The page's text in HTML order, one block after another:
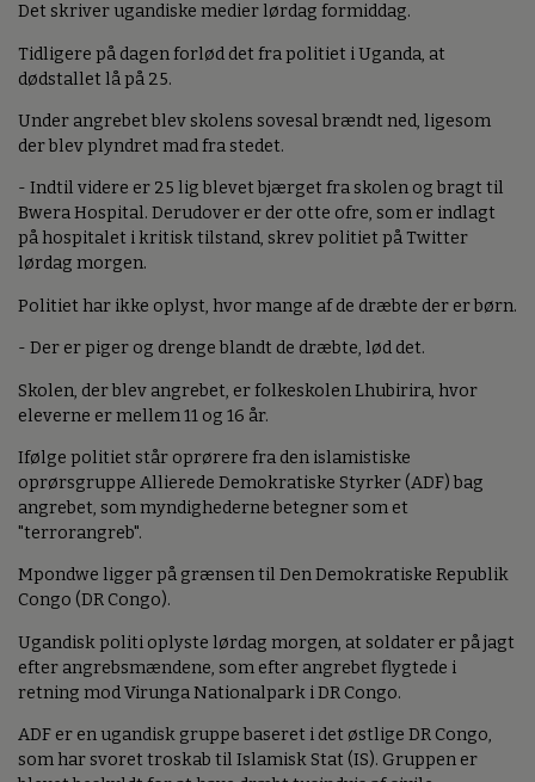
Det skriver ugandiske medier lørdag formiddag.
Tidligere på dagen forlød det fra politiet i Uganda, at
dødstallet lå på 25.
Under angrebet blev skolens sovesal brændt ned, ligesom
der blev plyndret mad fra stedet.
- Indtil videre er 25 lig blevet bjærget fra skolen og bragt til
Bwera Hospital. Derudover er der otte ofre, som er indlagt
på hospitalet i kritisk tilstand, skrev politiet på Twitter
lørdag morgen.
Politiet har ikke oplyst, hvor mange af de dræbte der er børn.
- Der er piger og drenge blandt de dræbte, lød det.
Skolen, der blev angrebet, er folkeskolen Lhubirira, hvor
eleverne er mellem 11 og 16 år.
Ifølge politiet står oprørere fra den islamistiske
oprørsgruppe Allierede Demokratiske Styrker (ADF) bag
angrebet, som myndighederne betegner som et
"terrorangreb".
Mpondwe ligger på grænsen til Den Demokratiske Republik
Congo (DR Congo).
Ugandisk politi oplyste lørdag morgen, at soldater er på jagt
efter angrebsmændene, som efter angrebet flygtede i
retning mod Virunga Nationalpark i DR Congo.
ADF er en ugandisk gruppe baseret i det østlige DR Congo,
som har svoret troskab til Islamisk Stat (IS). Gruppen er